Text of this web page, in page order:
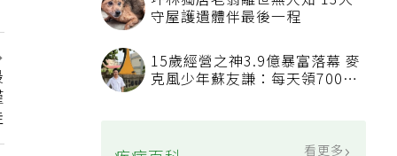
坪林獨居老翁離世無人知 13犬
守屋護遺體伴最後一程
15歲經營之神3.9億暴富落幕 麥
克風少年蘇友謙：每天領700元